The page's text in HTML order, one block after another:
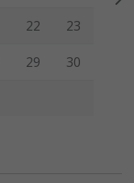
22 23
29 30